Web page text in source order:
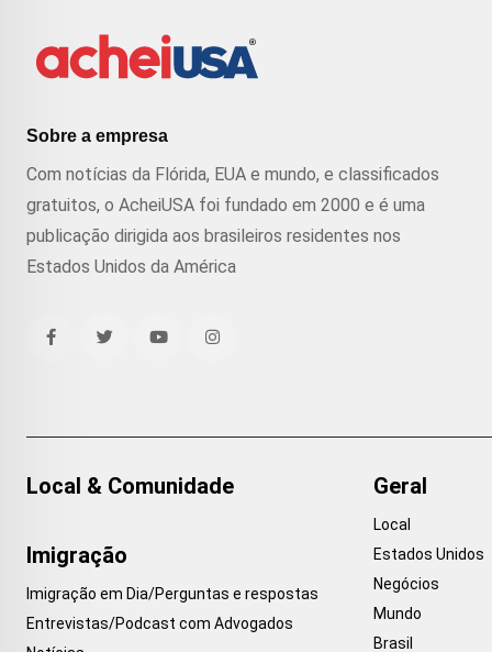
Sobre a empresa
Com notícias da Flórida, EUA e mundo, e classificados
gratuitos, o AcheiUSA foi fundado em 2000 e é uma
publicação dirigida aos brasileiros residentes nos
Estados Unidos da América
Local & Comunidade
Imigração
Imigração em Dia/Perguntas e respostas
Entrevistas/Podcast com Advogados
Geral
Local
Estados Unidos
Negócios
Mundo
Brasil